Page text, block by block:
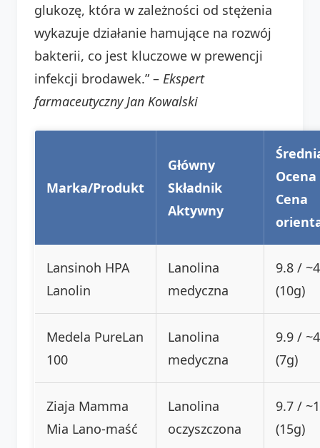
glukozę, która w zależności od stężenia
wykazuje działanie hamujące na rozwój
bakterii, co jest kluczowe w prewencji
infekcji brodawek.” – Ekspert
farmaceutyczny Jan Kowalski
Marka/Produkt
Główny
Składnik
Aktywny
Cena
Lansinoh HPA
Lanolin
Lanolina
medyczna
9.8 /
(10g)
Medela PureLan
100
Lanolina
medyczna
9.9 /
(7g)
Ziaja Mamma
Mia Lano-maść
Lanolina
oczyszczona
9.7 /
(15g)